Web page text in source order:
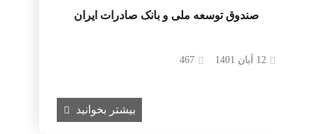
صندوق توسعه ملی و بانک صادرات ایران
12 آبان 1401 467
بیشتر بخوانید